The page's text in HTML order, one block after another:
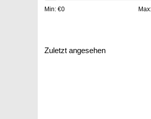
Min: €0
Zuletzt angesehen